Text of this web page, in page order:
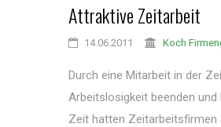
Attraktive Zeitarbeit
14.06.2011 Koch
Durch eine Mitarbeit in der
Arbeitslosigkeit beenden
Zeit hatten